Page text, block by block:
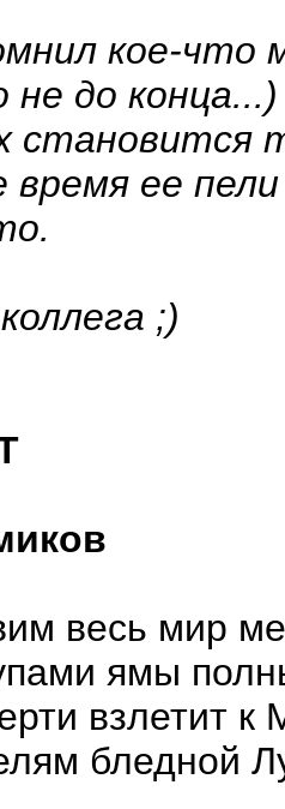
кое-что
не до
становится
время ее
;)
весь мир
ямы
взлетит к
бледной